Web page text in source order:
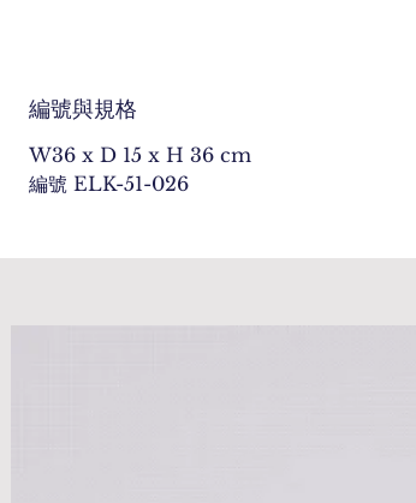
編號與規格
W36 x D 15 x H 36 cm
編號 ELK-51-026